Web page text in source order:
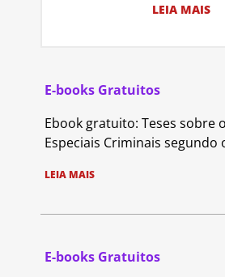
LEIA MAIS
E-books Gratuitos
Ebook gratuito: Teses sobre
Especiais Criminais segundo
LEIA MAIS
E-books Gratuitos